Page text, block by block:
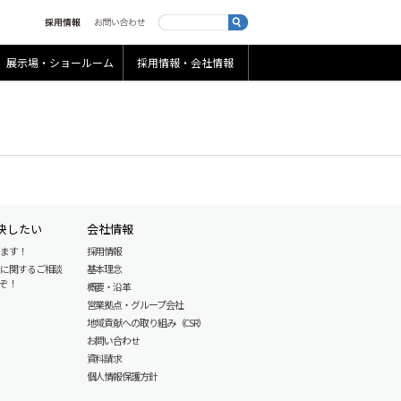
展示場・ショールーム 採用情報・会社情報
したい
す！
関するご相談
！
会社情報
採用情報
基本理念
概要・沿革
営業拠点・グループ会社
地域貢献への取り組み（CSR）
お問い合わせ
資料請求
個人情報保護方針